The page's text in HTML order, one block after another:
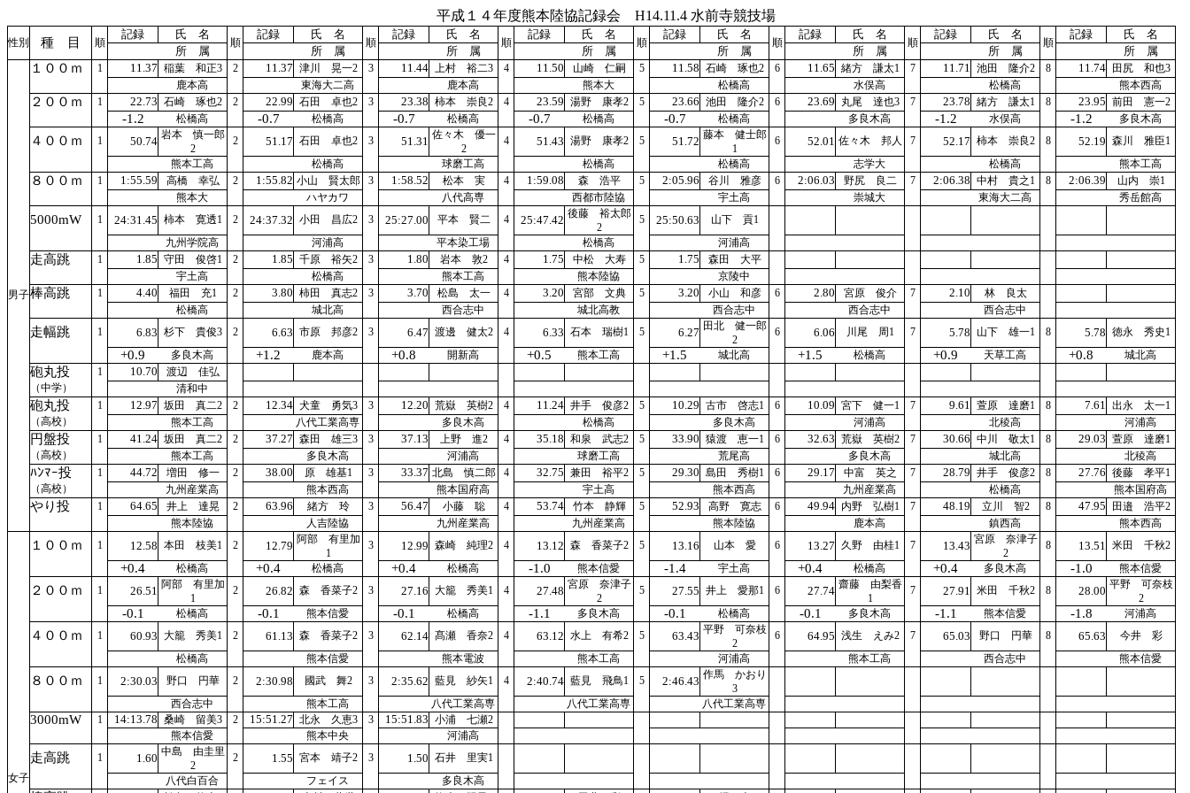
平成１４年度熊本陸協記録会 H14.11.4 水前寺競技場
性別 種 目 順
記録 氏 名
順
記録 氏 名
順
記録 氏 名
順
記録 氏 名
順
記録 氏 名
順
記録 氏 名
順
記録 氏 名
順
記録
氏 名
所 属
所 属 所 属 所 属 所 属 所 属 所 属 所 属
男子
１００ｍ 1 11.37 稲葉 和正3 2 11.37 津川 晃一2 3 11.44 上村 裕二3 4 11.50 山崎 仁嗣 5 11.58 石崎 琢也2 6 11.65 緒方 謙太1 7 11.71 池田 隆介2 8 11.74
田尻 和也3
鹿本高
東海大二高 鹿本高 熊本大 松橋高 水俣高 松橋高 熊本西高
２００ｍ 1 22.73 石崎 琢也2 2 22.99 石田 卓也2 3 23.38 柿本 崇良2 4 23.59 湯野 康孝2 5 23.66 池田 隆介2 6 23.69 丸尾 達也3 7 23.78 緒方 謙太1 8 23.95 前田 憲一2
-1.2 松橋高 -0.7 松橋高 -0.7 松橋高 -0.7 松橋高 -0.7 松橋高 多良木高 -1.2 水俣高 -1.2 多良木高
４００ｍ 1 50.74 岩本 慎一郎
2
2 51.17 石田 卓也2 3 51.31 佐々木 優一
2
4 51.43 湯野 康孝2 5 51.72 藤本 健士郎
1
6 52.01 佐々木 邦人 7 52.17 柿本 崇良2 8 52.19 森川 雅臣1
熊本工高
松橋高 球磨工高 松橋高 松橋高 志学大 松橋高 熊本工高
８００ｍ 1 1:55.59 高橋 幸弘 2 1:55.82 小山 賢太郎 3 1:58.52 松本 実 4 1:59.08 森 浩平 5 2:05.96 谷川 雅彦 6 2:06.03 野尻 良二 7 2:06.38 中村 貴之1 8 2:06.39
山内 崇1
熊本大
ハヤカワ 八代高専 西都市陸協 宇土高 崇城大 東海大二高 秀岳館高
5000mW 1 24:31.45 柿本 寛透1 2 24:37.32 小田 昌広2 3 25:27.00 平本 賢二 4 25:47.42 後藤 裕太郎
2
5 25:50.63
山下 貢1
九州学院高
河浦高 平本染工場 松橋高 河浦高
走高跳 1 1.85 守田 俊啓1 2 1.85 千原 裕矢2 3 1.80 岩本 敦2 4 1.75 中松 大寿 5 1.75
森田 大平
宇土高
松橋高 熊本工高 熊本陸協 京陵中
棒高跳 1 4.40 福田 充1 2 3.80 柿田 真志2 3 3.70 松島 太一 4 3.20 宮部 文典 5 3.20 小山 和彦 6 2.80 宮原 俊介 7 2.10
林 良太
松橋高
城北高 西合志中 城北高教 西合志中 西合志中 西合志中
走幅跳 1 6.83 杉下 貴俊3 2 6.63 市原 邦彦2 3 6.47 渡邊 健太2 4 6.33 石本 瑞樹1 5 6.27 田北 健一郎
2
6 6.06 川尾 周1 7 5.78 山下 雄一1 8 5.78 徳永 秀史1
+0.9 多良木高 +1.2 鹿本高 +0.8 開新高 +0.5 熊本工高 +1.5 城北高 +1.5 松橋高 +0.9 天草工高 +0.8 城北高
砲丸投 1 10.70
渡辺 佳弘
（中学）
清和中
砲丸投 1 12.97 坂田 真二2 2 12.34 犬童 勇気3 3 12.20 荒嶽 英樹2 4 11.24 井手 俊彦2 5 10.29 古市 啓志1 6 10.09 宮下 健一1 7 9.61 萱原 達磨1 8 7.61 出永 太一1
（高校）
熊本工高 八代工業高専 多良木高 松橋高 多良木高 河浦高 北稜高 河浦高
円盤投 1 41.24 坂田 真二2 2 37.27 森田 雄三3 3 37.13 上野 進2 4 35.18 和泉 武志2 5 33.90 猿渡 恵一1 6 32.63 荒嶽 英樹2 7 30.66 中川 敬太1 8 29.03 萱原 達磨1
（高校）
熊本工高 多良木高 河浦高 球磨工高 荒尾高 多良木高 城北高 北稜高
ﾊﾝﾏｰ投 1 44.72 増田 修一 2 38.00 原 雄基1 3 33.37 北島 慎二郎 4 32.75 兼田 裕平2 5 29.30 島田 秀樹1 6 29.17 中富 英之 7 28.79 井手 俊彦2 8 27.76 後藤 孝平1
（高校）
九州産業高 熊本西高 熊本国府高 宇土高 熊本西高 九州産業高 松橋高 熊本国府高
やり投 1 64.65 井上 達晃 2 63.96 緒方 玲 3 56.47 小藤 聡 4 53.74 竹本 静輝 5 52.93 高野 寛志 6 49.94 内野 弘樹1 7 48.19 立川 智2 8 47.95
田邉 浩平2
熊本陸協
人吉陸協 九州産業高 九州産業高 熊本陸協 鹿本高 鎮西高 熊本西高
女子
１００ｍ 1 12.58 本田 枝美1 2 12.79 阿部 有里加
1
3 12.99 森崎 純理2 4 13.12 森 香菜子2 5 13.16 山本 愛 6 13.27 久野 由桂1 7 13.43 宮原 奈津子
2
8 13.51 米田 千秋2
+0.4 松橋高 +0.4 松橋高 +0.4 松橋高 -1.0 熊本信愛 -1.4 宇土高 +0.4 松橋高 +0.4 多良木高 -1.0 熊本信愛
２００ｍ 1 26.51 阿部 有里加
1
2 26.82 森 香菜子2 3 27.16 大籠 秀美1 4 27.48 宮原 奈津子
2
5 27.55 井上 愛那1 6 27.74 齋藤 由梨香
1
7 27.91 米田 千秋2 8 28.00 平野 可奈枝
2
-0.1 松橋高 -0.1 熊本信愛 -0.1 松橋高 -1.1 多良木高 -0.1 松橋高 -0.1 多良木高 -1.1 熊本信愛 -1.8 河浦高
４００ｍ 1 60.93 大籠 秀美1 2 61.13 森 香菜子2 3 62.14 髙瀬 香奈2 4 63.12 水上 有希2 5 63.43 平野 可奈枝
2
6 64.95 浅生 えみ2 7 65.03 野口 円華 8 65.63
今井 彩
松橋高
熊本信愛 熊本電波 熊本工高 河浦高 熊本工高 西合志中 熊本信愛
８００ｍ 1 2:30.03 野口 円華 2 2:30.98 國武 舞2 3 2:35.62 藍見 紗矢1 4 2:40.74 藍見 飛鳥1 5 2:46.43 作馬 かおり
3
西合志中
熊本工高 八代工業高専 八代工業高専 八代工業高専
3000mW 1 14:13.78 桑崎 留美3 2 15:51.27 北永 久恵3 3 15:51.83 小浦 七瀬2
熊本信愛
熊本中央 河浦高
走高跳 1 1.60 中島 由圭里
2
2 1.55 宮本 靖子2 3 1.50 石井 里実1
八代白百合
フェイス 多良木高